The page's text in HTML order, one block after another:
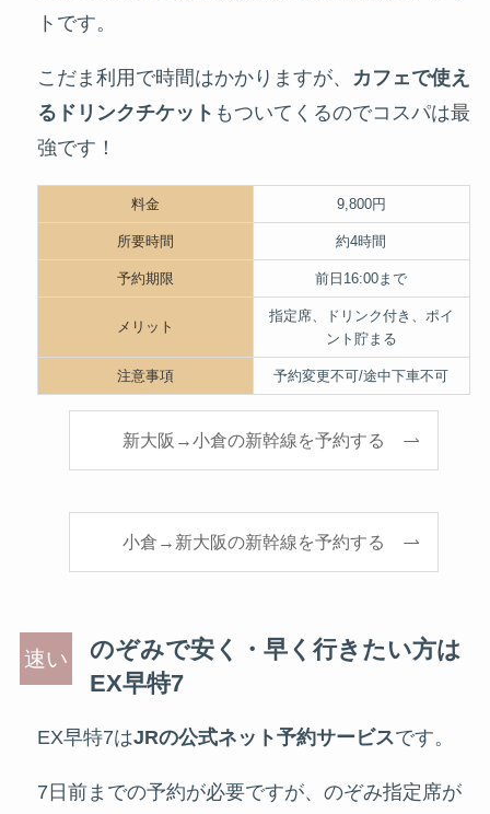
トです。
こだま利用で時間はかかりますが、
カフェで使え
るドリンクチケット もついてくるのでコスパは最
強です！
料金 9,800円
所要時間 約4時間
予約期限 前日16:00まで
メリット
指定席、ドリンク付き、ポイ
ント貯まる
注意事項 予約変更不可/途中下車不可
新大阪→小倉の新幹線を予約する
小倉→新大阪の新幹線を予約する
のぞみで安く・早く行きたい方は
EX早特7
EX早特7はJRの公式ネット予約サービスです。
7日前までの予約が必要ですが、のぞみ指定席が